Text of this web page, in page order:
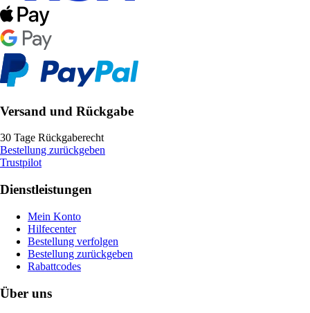
Versand und Rückgabe
30 Tage Rückgaberecht
Bestellung zurückgeben
Trustpilot
Dienstleistungen
Mein Konto
Hilfecenter
Bestellung verfolgen
Bestellung zurückgeben
Rabattcodes
Über uns